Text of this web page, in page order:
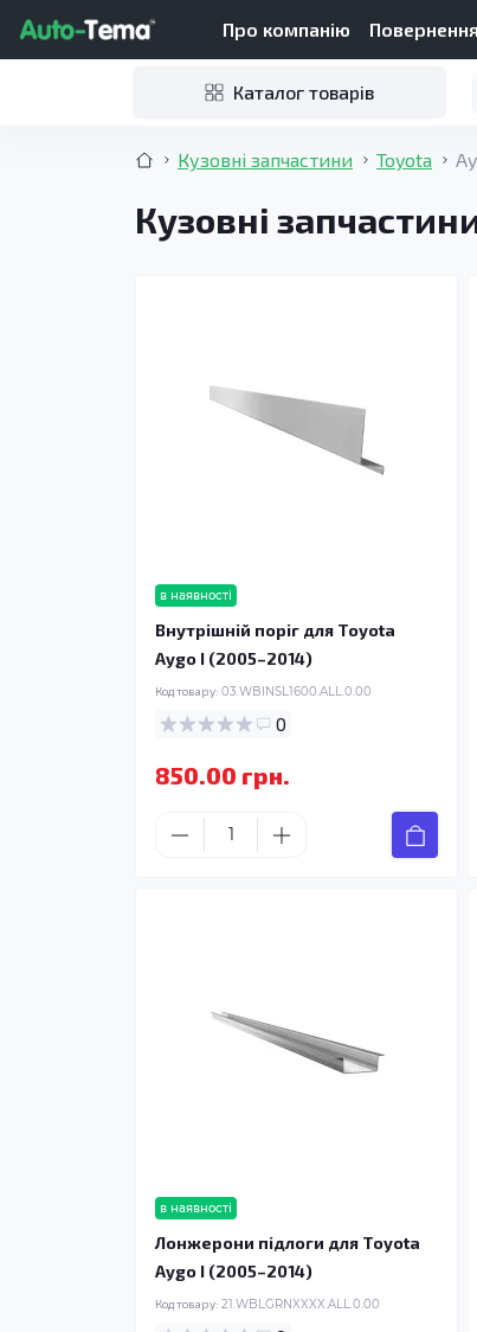
Про компанію
Каталог товарів
Кузовні запчастини Toyota
Кузовні
в наявності
Внутрішній поріг для Toyota
Aygo I (2005–2014)
Код товару: 03.WBINSL1600.ALL.0.00
0
850.00 грн.
в наявності
Лонжерони підлоги для Toyota
Aygo I (2005–2014)
Код товару: 21.WBLGRNXXXX.ALL.0.00